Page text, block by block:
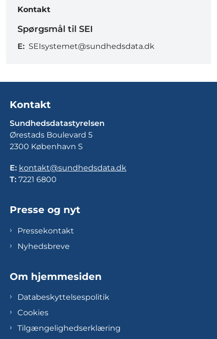
Kontakt
Spørgsmål til SEI
E: SEIsystemet@sundhedsdata.dk
Kontakt
Sundhedsdatastyrelsen
Ørestads Boulevard 5
2300 København S
E: kontakt@sundhedsdata.dk
T: 7221 6800
Presse og nyt
Pressekontakt
Nyhedsbreve
Om hjemmesiden
Databeskyttelsespolitik
Cookies
Tilgængelighedserklæring